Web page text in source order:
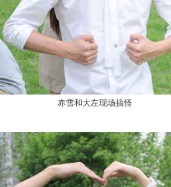
赤雪和大左现场搞怪